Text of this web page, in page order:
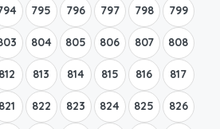
795 796 797 798 799
804 805 806 807 808
812 813 814 815 816 817
821 822 823 824 825 826